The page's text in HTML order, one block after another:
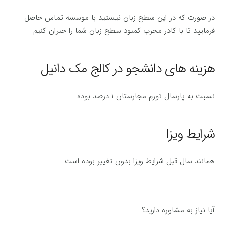
در صورت که در این سطح زبان نیستید با موسسه تماس حاصل
فرمایید تا با کادر مجرب کمبود سطح زبان شما را جبران کنیم
هزینه های دانشجو در کالج مک دانیل
نسبت به پارسال تورم مجارستان ۱ درصد بوده
شرایط ویزا
همانند سال قبل شرایط ویزا بدون تغییر بوده است
آیا نیاز به مشاوره دارید؟